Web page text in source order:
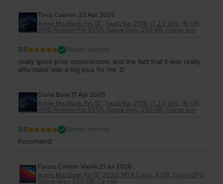
Tincu Cosmin ,23 Apr 2025
Apple MacBook Pro 15″ Touch Bar 2018, i7 2.2 GHz, 16 GB,
AMD Radeon Pro 555X, Space Gray, 256 GB, Foarte bun
5/5 Review verificat
really good prior experiences, and the fact that it was really
affordable was a big plus for me :D
Diana Boier,17 Apr 2025
Apple MacBook Pro 15″ Touch Bar 2018, i7 2.2 GHz, 16 GB,
AMD Radeon Pro 555X, Space Gray, 256 GB, Foarte bun
5/5 Review verificat
Recomand!
Farcaș Cristian Vasile,21 Jul 2026
Apple MacBook Air 13″ 2020, M1 8 Cores, 8 GB, 7 core GPU,
Space Gray, 256 GB, Ca nou